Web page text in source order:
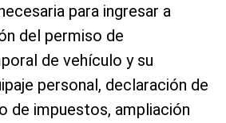
para ingresar a
del permiso de
de vehículo y su
personal, declaración de
de impuestos, ampliación